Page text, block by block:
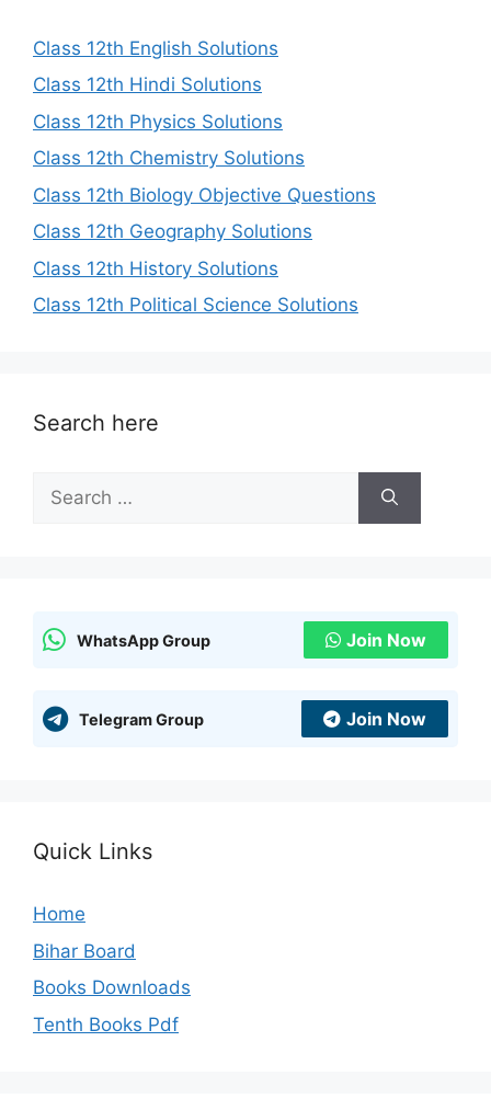
Class 12th English Solutions
Class 12th Hindi Solutions
Class 12th Physics Solutions
Class 12th Chemistry Solutions
Class 12th Biology Objective Questions
Class 12th Geography Solutions
Class 12th History Solutions
Class 12th Political Science Solutions
Search here
Search
for:
WhatsApp Group Join Now
Telegram Group Join Now
Quick Links
Home
Bihar Board
Books Downloads
Tenth Books Pdf